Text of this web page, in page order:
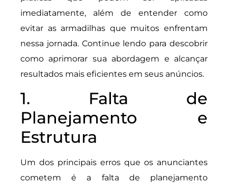
imediatamente, além de entender como
evitar as armadilhas que muitos enfrentam
nessa jornada. Continue lendo para descobrir
como aprimorar sua abordagem e alcançar
resultados mais eficientes em seus anúncios.
1. Falta de
Planejamento e
Estrutura
Um dos principais erros que os anunciantes
cometem é a falta de planejamento